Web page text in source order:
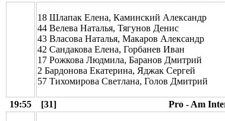
18 Шлапак Елена, Каминский Александр
44 Велева Наталья, Тягунов Денис
43 Власова Наталья, Макаров Александр
42 Сандакова Елена, Горбанев Иван
17 Рожкова Людмила, Баранов Дмитрий
2 Бардонова Екатерина, Яджак Сергей
57 Тихомирова Светлана, Голов Дмитрий
19:55 [31] Pro - Am